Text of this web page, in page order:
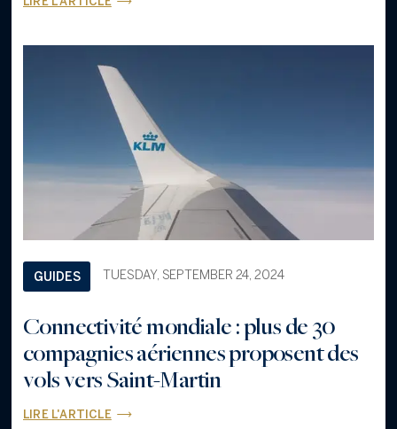
LIRE L'ARTICLE
GUIDES TUESDAY, SEPTEMBER 24, 2024
Connectivité mondiale : plus de 30
compagnies aériennes proposent des
vols vers Saint-Martin
LIRE L'ARTICLE